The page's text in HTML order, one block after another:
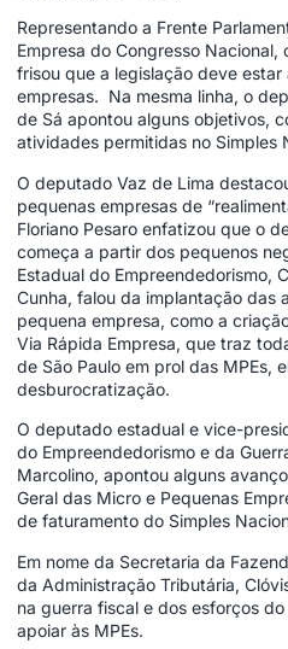
Representando a Frente
Empresa do Congresso
frisou que a legislação deve
empresas. Na mesma linha, o
de Sá apontou alguns objetivos,
atividades permitidas no Simples
O deputado Vaz de Lima
pequenas empresas de
Floriano Pesaro enfatizou que o
começa a partir dos pequenos
Estadual do Empreendedorismo,
Cunha, falou da implantação das
pequena empresa, como a
Via Rápida Empresa, que traz
de São Paulo em prol das MPEs,
desburocratização.
O deputado estadual e vice-
do Empreendedorismo e da
Marcolino, apontou alguns
Geral das Micro e Pequenas
de faturamento do Simples
Em nome da Secretaria da
da Administração Tributária,
na guerra fiscal e dos esforços
apoiar às MPEs.